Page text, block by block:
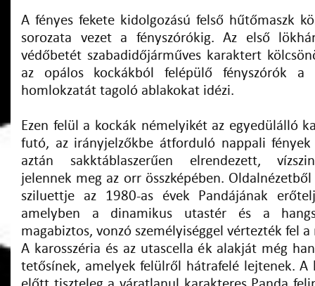
A fényes fekete kidolgozású felső hűtőmaszk
sorozata vezet a fényszórókig. Az első
védőbetét szabadidőjárműves karaktert
az opálos kockákból felépülő fényszórók a
homlokzatát tagoló ablakokat idézi.
Ezen felül a kockák némelyikét az egyedülálló
futó, az irányjelzőkbe átforduló nappali
aztán sakktáblaszerűen elrendezett,
jelennek meg az orr összképében.
sziluettje az 1980-as évek Pandájának
amelyben a dinamikus utastér és a
magabiztos, vonzó személyiséggel vértezték fel
A karosszéria és az utascella ék alakját még
tetősínek, amelyek felülről hátrafelé lejtenek. A